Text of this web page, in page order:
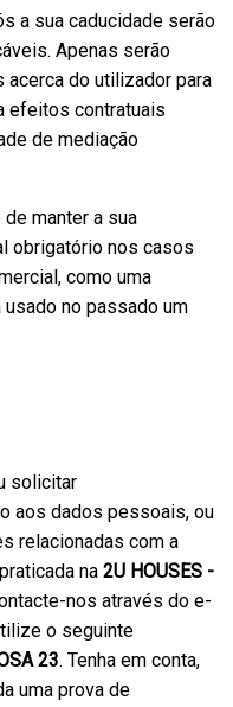
a sua caducidade serão
Apenas serão
do utilizador para
efeitos contratuais
de mediação
manter a sua
obrigatório nos casos
como uma
no passado um
solicitar
aos dados pessoais, ou
relacionadas com a
na 2U HOUSES -
nos através do e-
o seguinte
23. Tenha em conta,
uma prova de